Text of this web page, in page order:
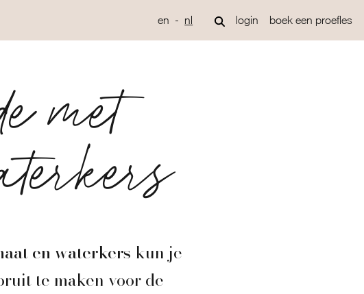
en nl login boek een proefles
met
en waterkers kun je
te maken voor de